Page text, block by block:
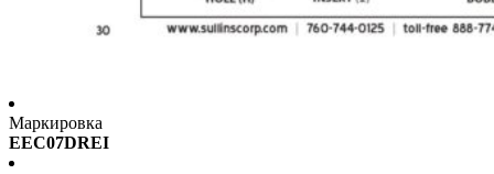
Маркировка
EEC07DREI